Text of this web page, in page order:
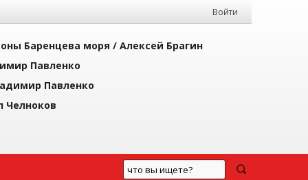
Войти
Баренцева моря / Алексей Брагин
Павленко
Павленко
Челноков